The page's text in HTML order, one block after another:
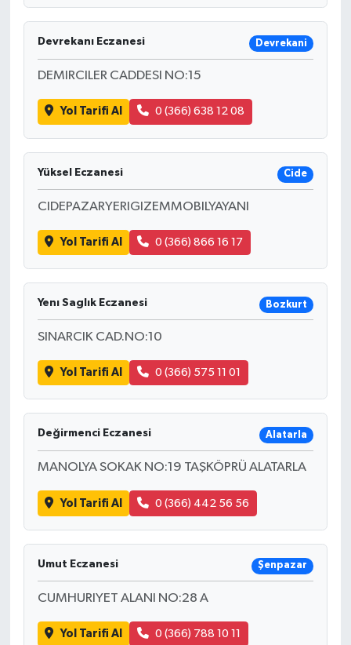
Devrekanı Eczanesi Devrekani
DEMIRCILER CADDESI NO:15
Yol Tarifi Al 0 (366) 638 12 08
Yüksel Eczanesi Cide
CIDEPAZARYERIGIZEMMOBILYAYANI
Yol Tarifi Al 0 (366) 866 16 17
Yenı Saglık Eczanesi Bozkurt
SINARCIK CAD.NO:10
Yol Tarifi Al 0 (366) 575 11 01
Değirmenci Eczanesi Alatarla
MANOLYA SOKAK NO:19 TAŞKÖPRÜ ALATARLA
Yol Tarifi Al 0 (366) 442 56 56
Umut Eczanesi Şenpazar
CUMHURIYET ALANI NO:28 A
Yol Tarifi Al 0 (366) 788 10 11